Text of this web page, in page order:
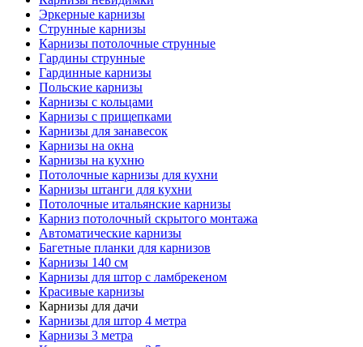
Эркерные карнизы
Струнные карнизы
Карнизы потолочные струнные
Гардины струнные
Гардинные карнизы
Польские карнизы
Карнизы с кольцами
Карнизы с прищепками
Карнизы для занавесок
Карнизы на окна
Карнизы на кухню
Потолочные карнизы для кухни
Карнизы штанги для кухни
Потолочные итальянские карнизы
Карниз потолочный скрытого монтажа
Автоматические карнизы
Багетные планки для карнизов
Карнизы 140 см
Карнизы для штор с ламбрекеном
Красивые карнизы
Карнизы для дачи
Карнизы для штор 4 метра
Карнизы 3 метра